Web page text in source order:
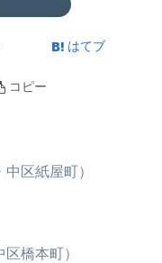
はてブ
コピー
区紙屋町）
橋本町）